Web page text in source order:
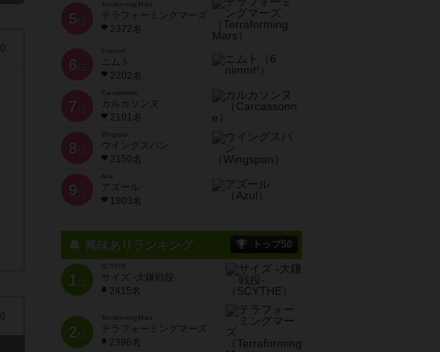
0
0
5 位
Terraforming Mars
テラフォーミングマーズ
2372名
6 位
ニムト
2202名
7 位
Carcassonne
カルカソンヌ
2191名
8 位
Wingspan
ウイングスパン
2150名
9 位
Azul
アズール
1903名
興味ありランキング トップ50
1位
SCYTHE
サイズ -大鎌戦役-
2415名
2位
Terraforming Mars
テラフォーミングマーズ
2396名